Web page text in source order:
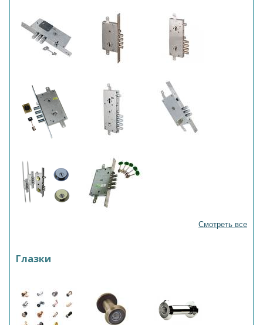
Смотреть все
Глазки